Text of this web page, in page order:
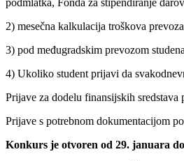
2) mesečna kalkulacija troškova
3) pod međugradskim prevozom
4) Ukoliko student prijavi da
Prijave za dodelu finansijskih
Prijave s potrebnom dokumentacijom
Konkurs je otvoren od 29. januara